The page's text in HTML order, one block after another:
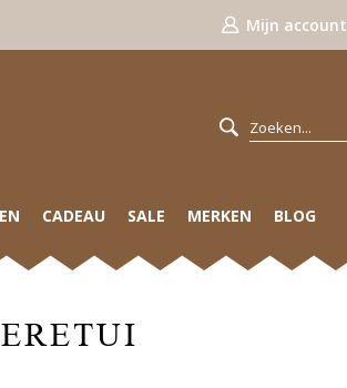
Mijn account
CADEAU SALE MERKEN BLOG